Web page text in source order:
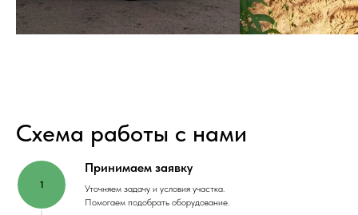
Схема работы с нами
Принимаем заявку
Уточняем задачу и условия участка.
Помогаем подобрать оборудование.